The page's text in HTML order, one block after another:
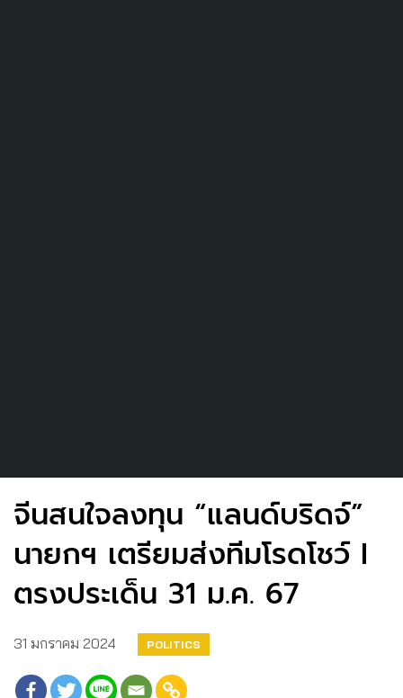
จีนสนใจลงทุน “แลนด์บริดจ์”
นายกฯ เตรียมส่งทีมโรดโชว์ I
ตรงประเด็น 31 ม.ค. 67
31 มกราคม 2024 POLITICS